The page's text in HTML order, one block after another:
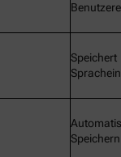
Speichert
Speichern